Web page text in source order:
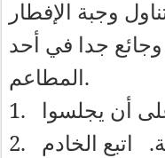
وجبة
الإفطار
وجائع جدا في
أحد
المطاعم .
1.
أن يجلسوا
2.
. اتبع الخادم